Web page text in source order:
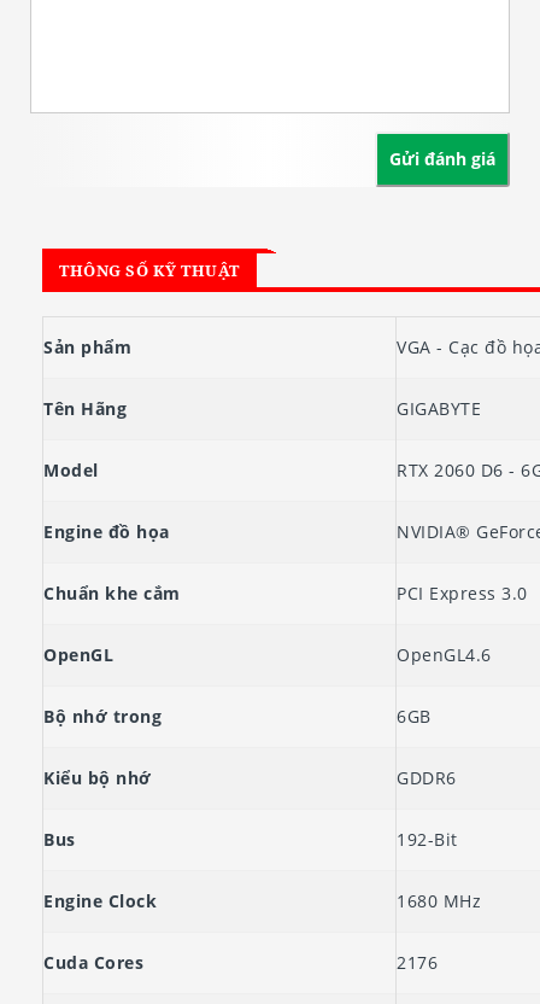
THÔNG SỐ KỸ THUẬT
Sản phẩm VGA - Cạc đồ
Tên Hãng GIGABYTE
Model RTX 2060 D6 -
Engine đồ họa NVIDIA®
Chuẩn khe cắm PCI Express 3.0
OpenGL OpenGL4.6
Bộ nhớ trong 6GB
Kiểu bộ nhớ GDDR6
Bus 192-Bit
Engine Clock 1680 MHz
Cuda Cores 2176